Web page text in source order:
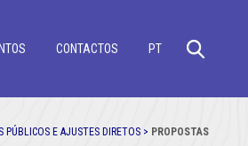
CONTACTOS PT
PÚBLICOS E AJUSTES DIRETOS > PROPOSTAS